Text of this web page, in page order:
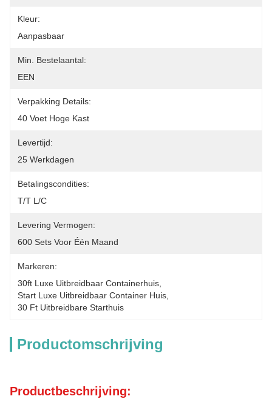
Kleur:
Aanpasbaar
Min. Bestelaantal:
EEN
Verpakking Details:
40 Voet Hoge Kast
Levertijd:
25 Werkdagen
Betalingscondities:
T/T L/C
Levering Vermogen:
600 Sets Voor Één Maand
Markeren:
30ft Luxe Uitbreidbaar Containerhuis
Start Luxe Uitbreidbaar Container Huis
30 Ft Uitbreidbare Starthuis
Productomschrijving
Productbeschrijving: